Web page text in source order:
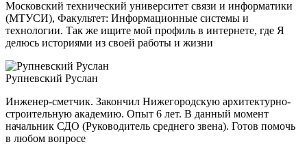
Московский технический университет связи и информатики
(МТУСИ), Факультет: Информационные системы и
технологии. Так же ищите мой профиль в интернете, где Я
делюсь историями из своей работы и жизни
Рупневский Руслан
Инженер-сметчик. Закончил Нижегородскую архитектурно-
строительную академию. Опыт 6 лет. В данный момент
начальник СДО (Руководитель среднего звена). Готов помочь
в любом вопросе